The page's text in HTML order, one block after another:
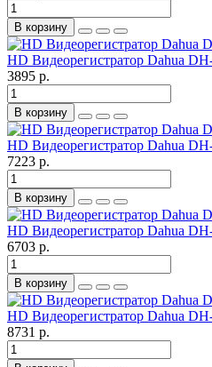
В корзину
HD Видеорегистратор Dahua
3895 р.
В корзину
HD Видеорегистратор Dahua
7223 р.
В корзину
HD Видеорегистратор Dahua
6703 р.
В корзину
HD Видеорегистратор Dahua
8731 р.